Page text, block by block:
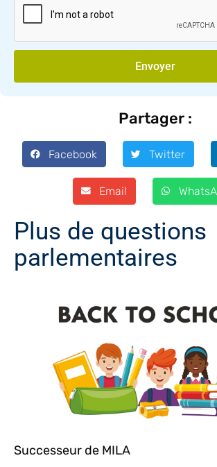
Envoyer
Partager :
Facebook Twitter
Email
Plus de questions
parlementaires
Successeur de MILA